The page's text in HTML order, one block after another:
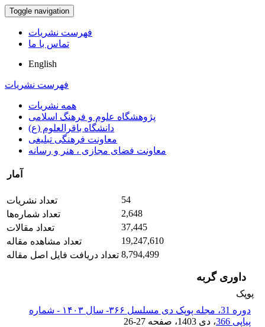
Toggle navigation
فهرست نشریات
تماس با ما
English
فهرست نشریات
همه نشریات
پژوهشگاه علوم و فرهنگ اسلامی
دانشگاه باقرالعلوم (ع)
معاونت فرهنگی تبلیغی
معاونت فضای مجازی ، هنر و رسانه
آمار
تعداد نشریات
54
تعداد شماره‌ها
2,648
تعداد مقالات
37,445
تعداد مشاهده مقاله
19,247,610
تعداد دریافت فایل اصل مقاله 8,794,499
داوری گربه
پوپک
دوره 31، مجله پوپک دی مسلسل ۳۶۶- سال ۱۴۰۳ - شماره
پیاپی 366
، دی 1403 ، صفحه 26-27